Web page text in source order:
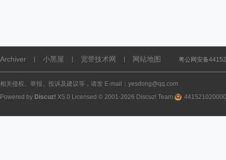
Archiver 小黑屋 宽带技术网 网站地图 粤公网安备
相关侵权、举报、投诉及建议等，请发 E-mail：yesdong@qq.com
Powered by Discuz! X5.0 Licensed © 2001-2026 Discuz! Team.